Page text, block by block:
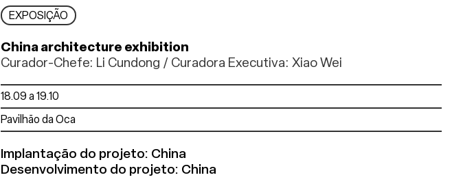
EXPOSIÇÃO
China architecture exhibition
Curador-Chefe: Li Cundong / Curadora Executiva: Xiao Wei
18.09 a 19.10
Pavilhão da Oca
Implantação do projeto: China
Desenvolvimento do projeto: China